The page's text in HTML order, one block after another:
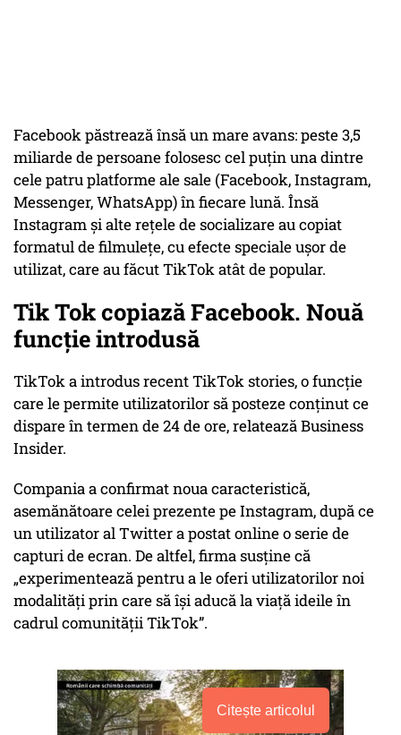
Facebook păstrează însă un mare avans: peste 3,5
miliarde de persoane folosesc cel puţin una dintre
cele patru platforme ale sale (Facebook, Instagram,
Messenger, WhatsApp) în fiecare lună. Însă
Instagram şi alte reţele de socializare au copiat
formatul de filmuleţe, cu efecte speciale uşor de
utilizat, care au făcut TikTok atât de popular.
Tik Tok copiază Facebook. Nouă
funcție introdusă
TikTok a introdus recent TikTok stories, o funcţie
care le permite utilizatorilor să posteze conţinut ce
dispare în termen de 24 de ore, relatează Business
Insider.
Compania a confirmat noua caracteristică,
asemănătoare celei prezente pe Instagram, după ce
un utilizator al Twitter a postat online o serie de
capturi de ecran. De altfel, firma susţine că
„experimentează pentru a le oferi utilizatorilor noi
modalităţi prin care să îşi aducă la viaţă ideile în
cadrul comunităţii TikTok”.
Citește articolul